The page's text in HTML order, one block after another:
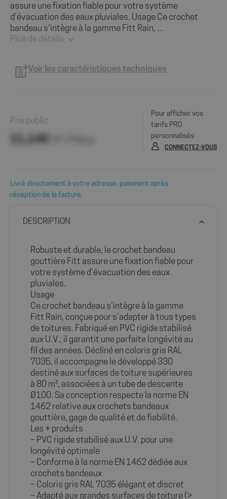
assure une fixation fiable pour votre système
d'évacuation des eaux pluviales. Usage Ce crochet
bandeau s'intègre à la gamme Fitt Rain, ...
Plus de détails
Voir les caractéristiques techniques
Prix public
11,14€
Pour afficher vos
tarifs PRO
personnalisés
CONNECTEZ-VOUS
Livré directement à votre adresse, paiement après
réception de la facture.
DESCRIPTION
Robuste et durable, le crochet bandeau
gouttière Fitt assure une fixation fiable pour
votre système d’évacuation des eaux
pluviales.
Usage
Ce crochet bandeau s’intègre à la gamme
Fitt Rain, conçue pour s’adapter à tous types
de toitures. Fabriqué en PVC rigide stabilisé
aux U.V., il garantit une parfaite longévité au
fil des années. Décliné en coloris gris RAL
7035, il accompagne le développé 330
destiné aux surfaces de toiture supérieures
à 80 m², associées à un tube de descente
Ø100. Sa conception respecte la norme EN
1462 relative aux crochets bandeaux
gouttière, gage de qualité et de fiabilité.
Les + produits
– PVC rigide stabilisé aux U.V. pour une
longévité optimale
– Conforme à la norme EN 1462 dédiée aux
crochets bandeaux
– Coloris gris RAL 7035 élégant et discret
– Adapté aux grandes surfaces de toiture (>